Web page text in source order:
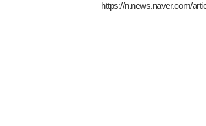
https://n.news.naver.com/